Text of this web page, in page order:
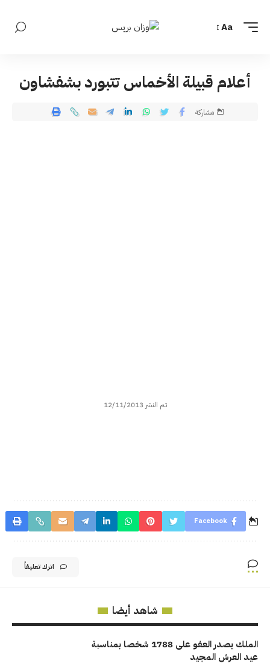
Aa
أعلام قبيلة الأخماس تتبورد بشفشاون
تم النشر 12/11/2013
مشاركة
Facebook
اترك تعليقاً
شاهد أيضا
الملك يصدر العفو على 1788 شخصا بمناسبة
عيد العرش المجيد